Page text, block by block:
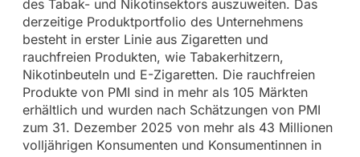
des Tabak- und Nikotinsektors auszuweiten. Das
derzeitige Produktportfolio des Unternehmens
besteht in erster Linie aus Zigaretten und
rauchfreien Produkten, wie Tabakerhitzern,
Nikotinbeuteln und E-Zigaretten. Die rauchfreien
Produkte von PMI sind in mehr als 105 Märkten
erhältlich und wurden nach Schätzungen von PMI
zum 31. Dezember 2025 von mehr als 43 Millionen
volljährigen Konsumenten und Konsumentinnen in